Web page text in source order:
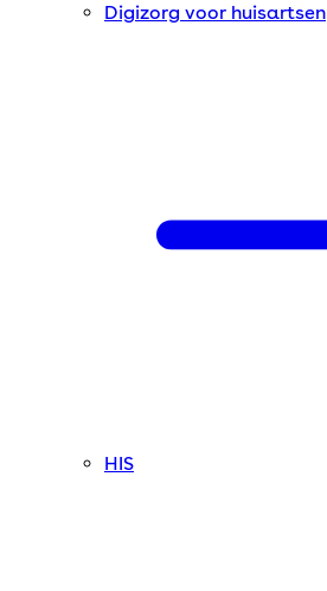
Digizorg voor huisartsen
HIS